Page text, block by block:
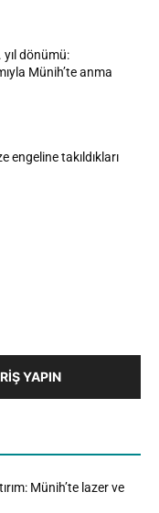
yıl dönümü:
Münih’te anma
engeline takıldıkları
YAPIN
Münih’te lazer ve